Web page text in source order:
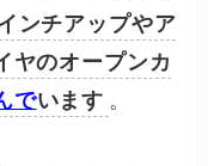
ンチアップやア
ヤのオープンカ
でいます 。